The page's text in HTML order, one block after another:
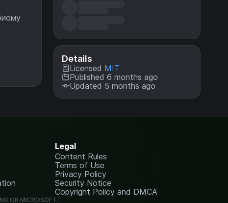
Details
Licensed MIT
Published 6 months ago
Updated 5 months ago
Legal
Content Rules
Terms of Use
Privacy Policy
Security Notice
Copyright Policy and DMCA
OR MICROSOFT.